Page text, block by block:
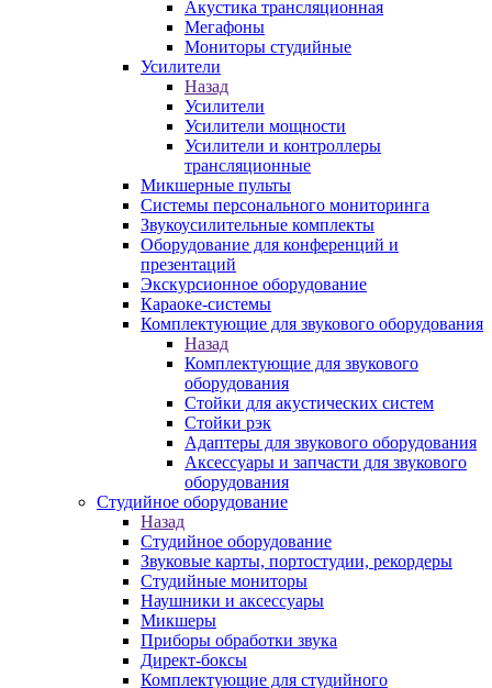
Акустика трансляционная
Мегафоны
Мониторы студийные
Усилители
Назад
Усилители
Усилители мощности
Усилители и контроллеры
трансляционные
Микшерные пульты
Системы персонального мониторинга
Звукоусилительные комплекты
Оборудование для конференций и
презентаций
Экскурсионное оборудование
Караоке-системы
Комплектующие для звукового оборудования
Назад
Комплектующие для звукового
оборудования
Стойки для акустических систем
Стойки рэк
Адаптеры для звукового оборудования
Аксессуары и запчасти для звукового
оборудования
Студийное оборудование
Назад
Студийное оборудование
Звуковые карты, портостудии, рекордеры
Студийные мониторы
Наушники и аксессуары
Микшеры
Приборы обработки звука
Директ-боксы
Комплектующие для студийного